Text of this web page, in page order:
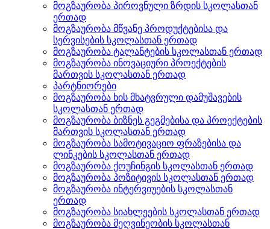
მოგზაურობა პიროვნული ზრდის სკოლასთან
ერთად
მოგზაურობა მწვანე პროდუქტებისა და
სერვისების სკოლასთან ერთად
მოგზაურობა ტალანტების სკოლასთან ერთად
მოგზაურობა ინოვაციური პროექტების
მართვის სკოლასთან ერთად
პარტნიორები
მოგზაურობა ხის მხატვრული დამუშავების
სკოლასთან ერთად
მოგზაურობა ბიზნეს გეგმებისა და პროექტების
მართვის სკოლასთან ერთად
მოგზაურობა სამოტივაციო ფრაზებისა და
ლინკების სკოლასთან ერთად
მოგზაურობა ქოუჩინგის სკოლასთან ერთად
მოგზაურობა პოზიტივის სკოლასთან ერთად
მოგზაურობა ინტერვიუების სკოლასთან
ერთად
მოგზაურობა სიახლეების სკოლასთან ერთად
მოგზაურობა მეღვინეობის სკოლასთან